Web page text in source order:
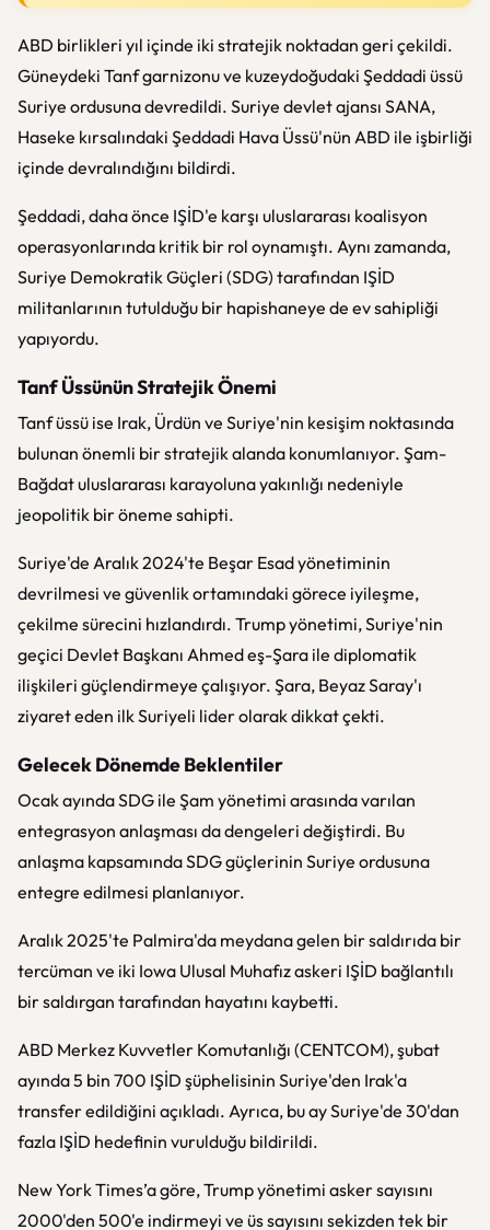
ABD birlikleri yıl içinde iki stratejik noktadan geri çekildi.
Güneydeki Tanf garnizonu ve kuzeydoğudaki Şeddadi üssü
Suriye ordusuna devredildi. Suriye devlet ajansı SANA,
Haseke kırsalındaki Şeddadi Hava Üssü'nün ABD ile işbirliği
içinde devralındığını bildirdi.
Şeddadi, daha önce IŞİD'e karşı uluslararası koalisyon
operasyonlarında kritik bir rol oynamıştı. Aynı zamanda,
Suriye Demokratik Güçleri (SDG) tarafından IŞİD
militanlarının tutulduğu bir hapishaneye de ev sahipliği
yapıyordu.
Tanf Üssünün Stratejik Önemi
Tanf üssü ise Irak, Ürdün ve Suriye'nin kesişim noktasında
bulunan önemli bir stratejik alanda konumlanıyor. Şam-
Bağdat uluslararası karayoluna yakınlığı nedeniyle
jeopolitik bir öneme sahipti.
Suriye'de Aralık 2024'te Beşar Esad yönetiminin
devrilmesi ve güvenlik ortamındaki görece iyileşme,
çekilme sürecini hızlandırdı. Trump yönetimi, Suriye'nin
geçici Devlet Başkanı Ahmed eş-Şara ile diplomatik
ilişkileri güçlendirmeye çalışıyor. Şara, Beyaz Saray'ı
ziyaret eden ilk Suriyeli lider olarak dikkat çekti.
Gelecek Dönemde Beklentiler
Ocak ayında SDG ile Şam yönetimi arasında varılan
entegrasyon anlaşması da dengeleri değiştirdi. Bu
anlaşma kapsamında SDG güçlerinin Suriye ordusuna
entegre edilmesi planlanıyor.
Aralık 2025'te Palmira'da meydana gelen bir saldırıda bir
tercüman ve iki Iowa Ulusal Muhafız askeri IŞİD bağlantılı
bir saldırgan tarafından hayatını kaybetti.
ABD Merkez Kuvvetler Komutanlığı (CENTCOM), şubat
ayında 5 bin 700 IŞİD şüphelisinin Suriye'den Irak'a
transfer edildiğini açıkladı. Ayrıca, bu ay Suriye'de 30'dan
fazla IŞİD hedefinin vurulduğu bildirildi.
New York Times’a göre, Trump yönetimi asker sayısını
2000'den 500'e indirmeyi ve üs sayısını sekizden tek bir